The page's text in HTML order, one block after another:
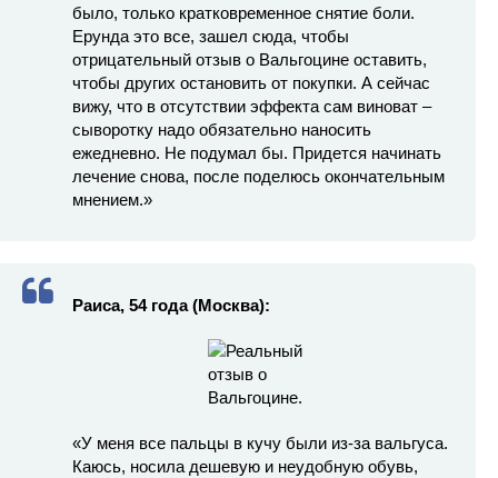
было, только кратковременное снятие боли.
Ерунда это все, зашел сюда, чтобы
отрицательный отзыв о Вальгоцине оставить,
чтобы других остановить от покупки. А сейчас
вижу, что в отсутствии эффекта сам виноват –
сыворотку надо обязательно наносить
ежедневно. Не подумал бы. Придется начинать
лечение снова, после поделюсь окончательным
мнением.»
Раиса, 54 года (Москва):
«У меня все пальцы в кучу были из-за вальгуса.
Каюсь, носила дешевую и неудобную обувь,